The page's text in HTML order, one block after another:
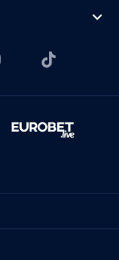
expand_more